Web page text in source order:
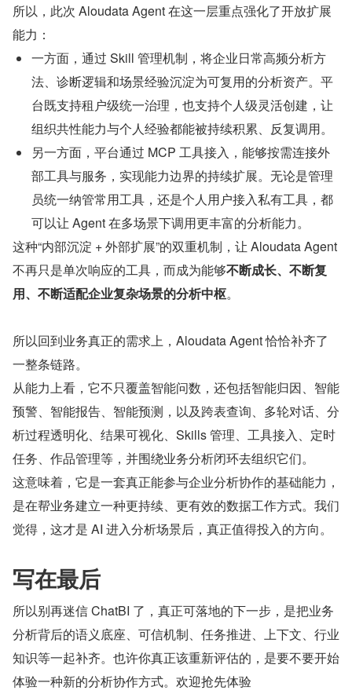
所以，此次 Aloudata Agent 在这一层重点强化了开放扩展
能力：
一方面，通过 Skill 管理机制，将企业日常高频分析方
法、诊断逻辑和场景经验沉淀为可复用的分析资产。平
台既支持租户级统一治理，也支持个人级灵活创建，让
组织共性能力与个人经验都能被持续积累、反复调用。
另一方面，平台通过 MCP 工具接入，能够按需连接外
部工具与服务，实现能力边界的持续扩展。无论是管理
员统一纳管常用工具，还是个人用户接入私有工具，都
可以让 Agent 在多场景下调用更丰富的分析能力。
这种“内部沉淀 + 外部扩展”的双重机制，让 Aloudata Agent
不再只是单次响应的工具，而成为能够不断成长、不断复
用、不断适配企业复杂场景的分析中枢。
所以回到业务真正的需求上，Aloudata Agent 恰恰补齐了
一整条链路。
从能力上看，它不只覆盖智能问数，还包括智能归因、智能
预警、智能报告、智能预测，以及跨表查询、多轮对话、分
析过程透明化、结果可视化、Skills 管理、工具接入、定时
任务、作品管理等，并围绕业务分析闭环去组织它们。
这意味着，它是一套真正能参与企业分析协作的基础能力，
是在帮业务建立一种更持续、更有效的数据工作方式。我们
觉得，这才是 AI 进入分析场景后，真正值得投入的方向。
写在最后
所以别再迷信 ChatBI 了，真正可落地的下一步，是把业务
分析背后的语义底座、可信机制、任务推进、上下文、行业
知识等一起补齐。也许你真正该重新评估的，是要不要开始
体验一种新的分析协作方式。欢迎抢先体验